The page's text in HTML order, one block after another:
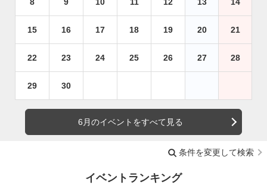
15 16 17 18 19 20 21
22 23 24 25 26 27 28
29 30
6月のイベントをすべて見る
条件を変更して検索
イベントランキング